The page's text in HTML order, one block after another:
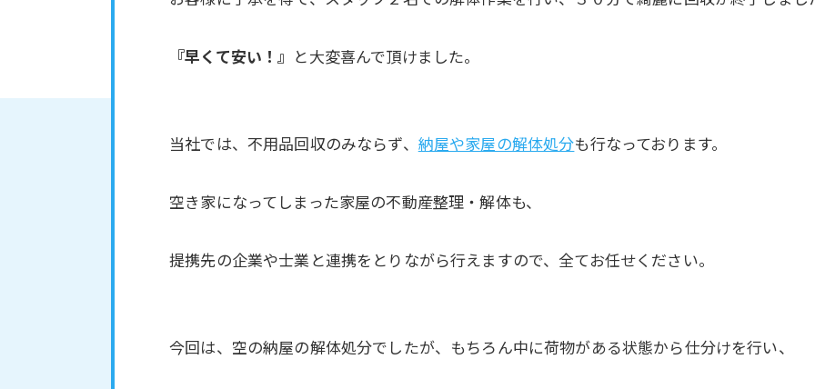
『早くて安い！』 と大変喜んで頂けました。
当社では、不用品回収のみならず、 納屋や家屋の解体処分も行なっております。
空き家になってしまった家屋の不動産整理・解体も、
提携先の企業や士業と連携をとりながら行えますので、全てお任せください。
今回は、空の納屋の解体処分でしたが、もちろん中に荷物がある状態から仕分けを行い、